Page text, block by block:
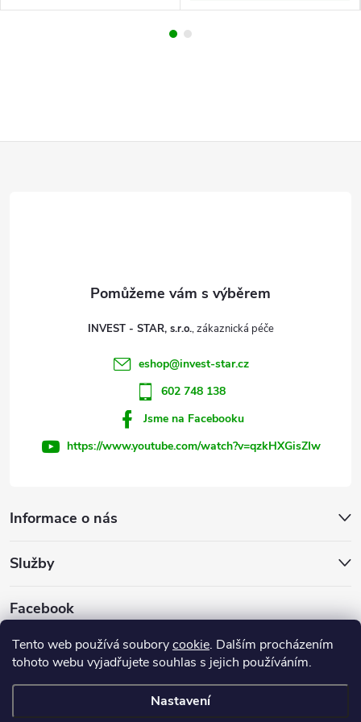
Tento web používá souborycookie. Dalším procházením
tohoto webu vyjadřujete souhlas s jejich používáním.
Nastavení
Informace o nás
Služby
Facebook
INVEST - STAR, s.r.o.
eshop@invest-star.cz
602 748 138
Jsme na Facebooku
https://www.youtube.com/watch?v=qzkHXGisZIw